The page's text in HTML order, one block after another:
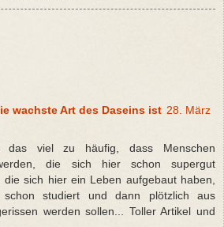
wachste Art des Daseins ist 28. März
das viel zu häufig, dass Menschen
die sich hier schon supergut
die sich hier ein Leben aufgebaut haben,
schon studiert und dann plötzlich aus
werden sollen... Toller Artikel und